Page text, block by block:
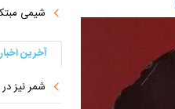
شیمی
آخرین اخبار
شمر نیز